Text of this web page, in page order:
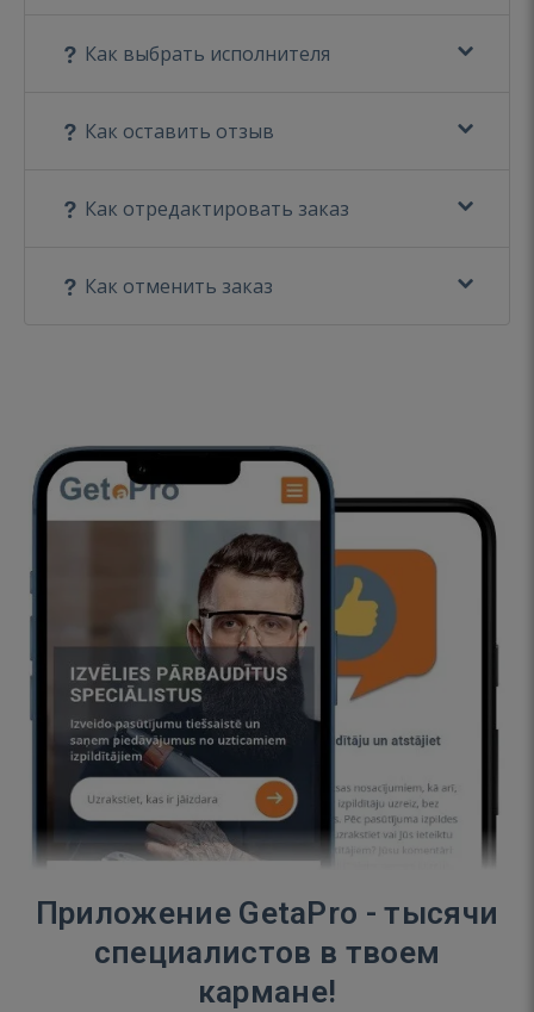
Как выбрать исполнителя
Как оставить отзыв
Как отредактировать заказ
Как отменить заказ
Приложение GetaPro - тысячи
специалистов в твоем
кармане!